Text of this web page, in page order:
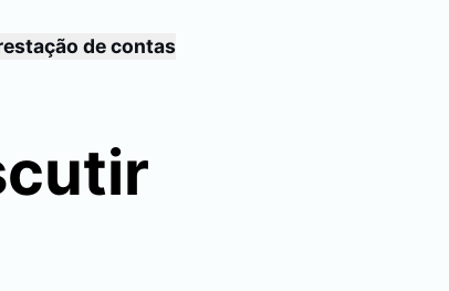
de contas